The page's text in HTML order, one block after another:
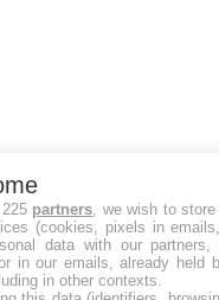
partners , we wish to
(cookies, pixels in
data with our
in our emails, already held
in other contexts.